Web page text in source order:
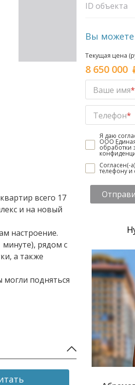
всего 17
и на новый
настроение.
рядом с
а также
подняться
ID объекта
Вы
Текущая цена
8 650 000
Ваше имя*
Телефон*
Я даю
ООО
обработки
Согласен(-
телефону